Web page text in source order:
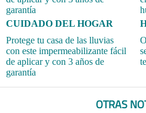
CUIDADO DEL HOGAR
Protege tu casa de las lluvias
con este impermeabilizante fácil
de aplicar y con 3 años de
garantía
OTRAS